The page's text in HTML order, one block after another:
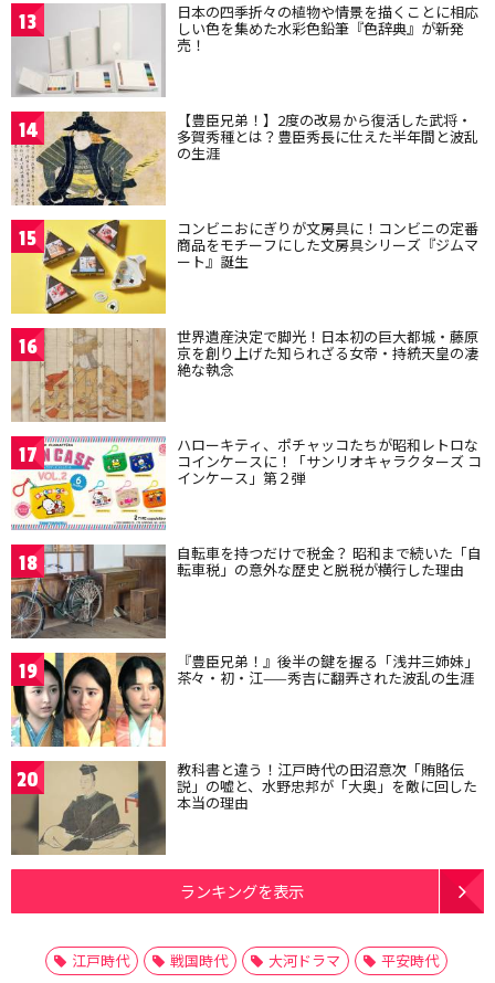
13 日本の四季折々の植物や情景を描くことに相応
しい色を集めた水彩色鉛筆『色辞典』が新発
売！
14 【豊臣兄弟！】2度の改易から復活した武将・
多賀秀種とは？豊臣秀長に仕えた半年間と波乱
の生涯
15 コンビニおにぎりが文房具に！コンビニの定番
商品をモチーフにした文房具シリーズ『ジムマ
ート』誕生
16 世界遺産決定で脚光！日本初の巨大都城・藤原
京を創り上げた知られざる女帝・持統天皇の凄
絶な執念
17 ハローキティ、ポチャッコたちが昭和レトロな
コインケースに！「サンリオキャラクターズ コ
インケース」第２弾
18 自転車を持つだけで税金？ 昭和まで続いた「自
転車税」の意外な歴史と脱税が横行した理由
19 『豊臣兄弟！』後半の鍵を握る「浅井三姉妹」
茶々・初・江——秀吉に翻弄された波乱の生涯
20 教科書と違う！江戸時代の田沼意次「賄賂伝
説」の嘘と、水野忠邦が「大奥」を敵に回した
本当の理由
ランキングを表示
江戸時代 戦国時代 大河ドラマ
平安時代